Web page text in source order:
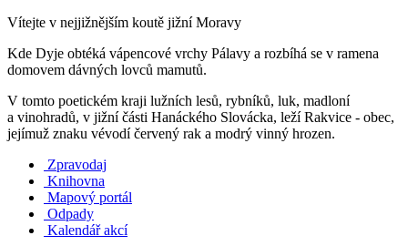
Vítejte v nejjižnějším koutě jižní Moravy
Kde Dyje obtéká vápencové vrchy Pálavy a rozbíhá se v ramena
domovem dávných lovců mamutů.
V tomto poetickém kraji lužních lesů, rybníků, luk, madloní
a vinohradů, v jižní části Hanáckého Slovácka, leží Rakvice - obec,
jejímuž znaku vévodí červený rak a modrý vinný hrozen.
Zpravodaj
Knihovna
Mapový portál
Odpady
Kalendář akcí